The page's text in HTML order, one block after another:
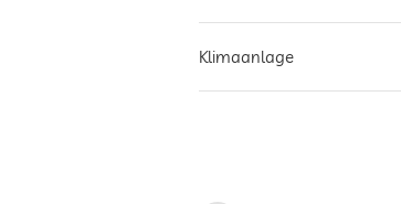
Klimaanlage